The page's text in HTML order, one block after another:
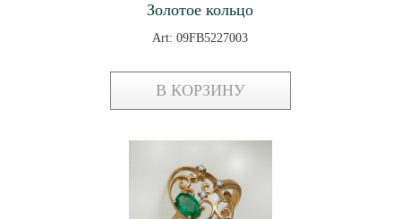
Золотое кольцо
Art: 09FB5227003
В КОРЗИНУ